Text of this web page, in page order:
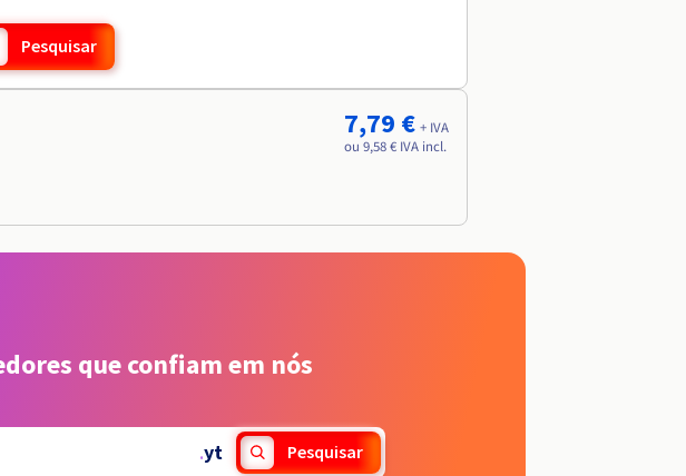
Pesquisar
7,79 € + IVA
ou 9,58 € IVA incl.
que confiam em nós
.yt Pesquisar